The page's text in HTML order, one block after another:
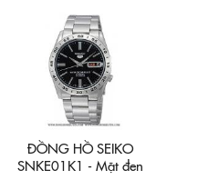
ĐỒNG HỒ SEIKO
SNKE01K1 - Mặt đen